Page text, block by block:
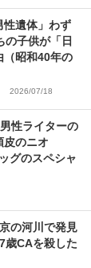
性遺体」わず
子供が「日
（昭和40年の
2026/07/18
性ライターの
のニオ
グのスペシャ
の河川で発見
歳CAを殺した